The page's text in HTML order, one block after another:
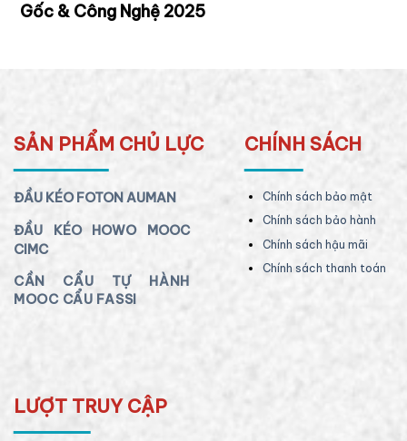
Gốc & Công Nghệ 2025
SẢN PHẨM CHỦ LỰC
ĐẦU KÉO FOTON AUMAN
ĐẦU KÉO HOWO MOOC
CIMC
CẦN CẨU TỰ HÀNH
MOOC CẨU FASSI
CHÍNH SÁCH
Chính sách bảo mật
Chính sách bảo hành
Chính sách hậu mãi
Chính sách thanh toán
LƯỢT TRUY CẬP